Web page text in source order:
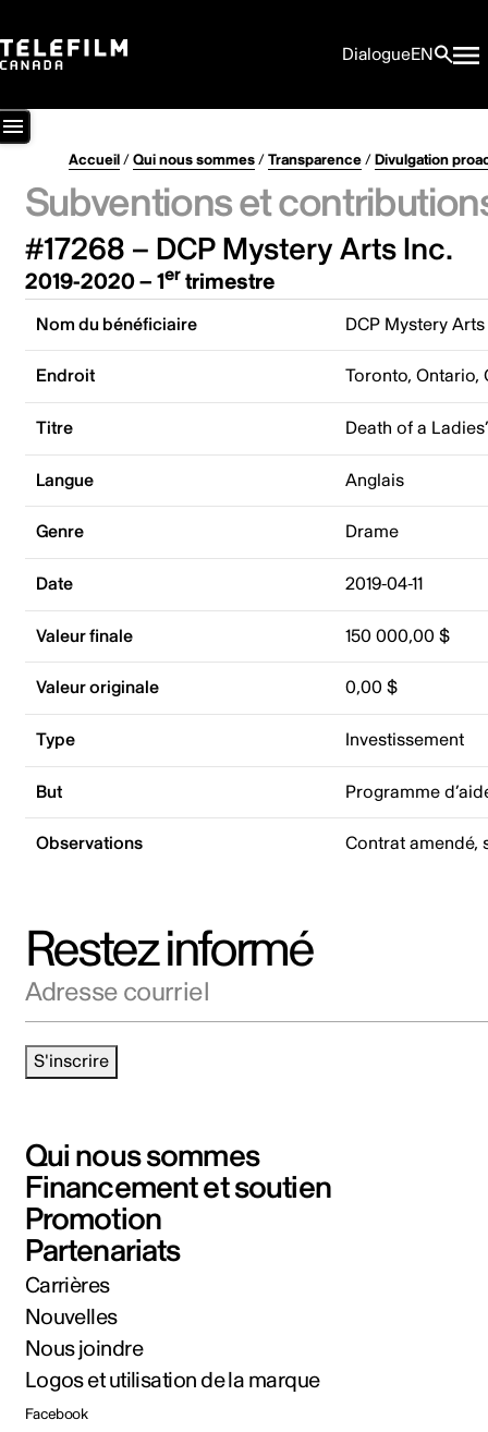
DialogueEN
Accueil/Qui nous sommes/Transparence/Divulgation
Subventions et
#17268 – DCP Mystery Arts Inc.
2019-2020 – 1ertrimestre
Nom du bénéficiaire DCP Mystery
Endroit Toronto, Ontario,
Titre Death of a
Langue Anglais
Genre Drame
Date 2019-04-11
Valeur finale 150 000,00 $
Valeur originale 0,00 $
Type Investissement
But Programme
Observations Contrat amendé,
Restez informé
S'inscrire
Qui nous sommes
Financement et soutien
Promotion
Partenariats
Carrières
Nouvelles
Nous joindre
Logos et utilisation de la marque
Facebook